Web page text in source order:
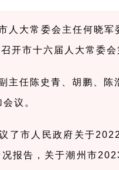
人大常委会主任何晓
开市十六届人大常委会
主任陈史青、胡鹏、陈
议。
了市人民政府关于
报告，关于潮州市